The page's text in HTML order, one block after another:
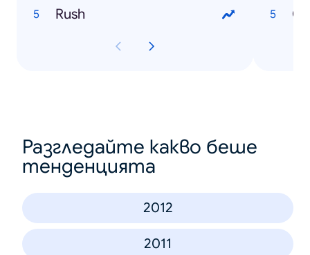
Rush
Разгледайте какво беше
тенденцията
2012
2011